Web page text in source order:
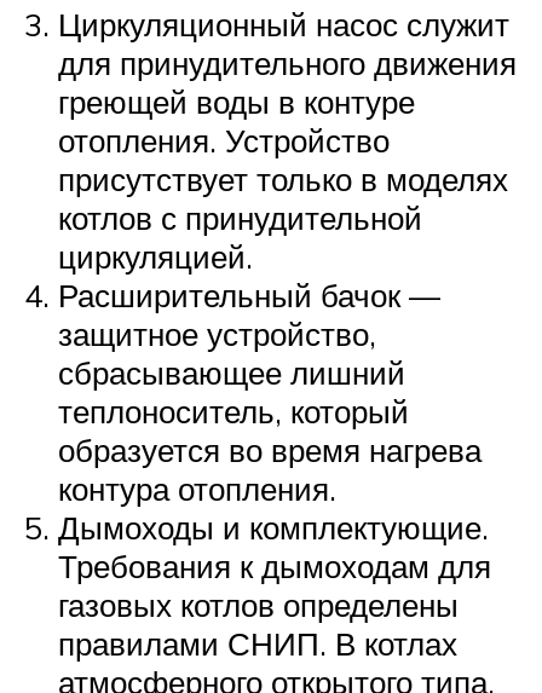
Циркуляционный насос служит
для принудительного движения
греющей воды в контуре
отопления. Устройство
присутствует только в моделях
котлов с принудительной
циркуляцией.
Расширительный бачок —
защитное устройство,
сбрасывающее лишний
теплоноситель, который
образуется во время нагрева
контура отопления.
Дымоходы и комплектующие.
Требования к дымоходам для
газовых котлов определены
правилами СНИП. В котлах
атмосферного открытого типа,